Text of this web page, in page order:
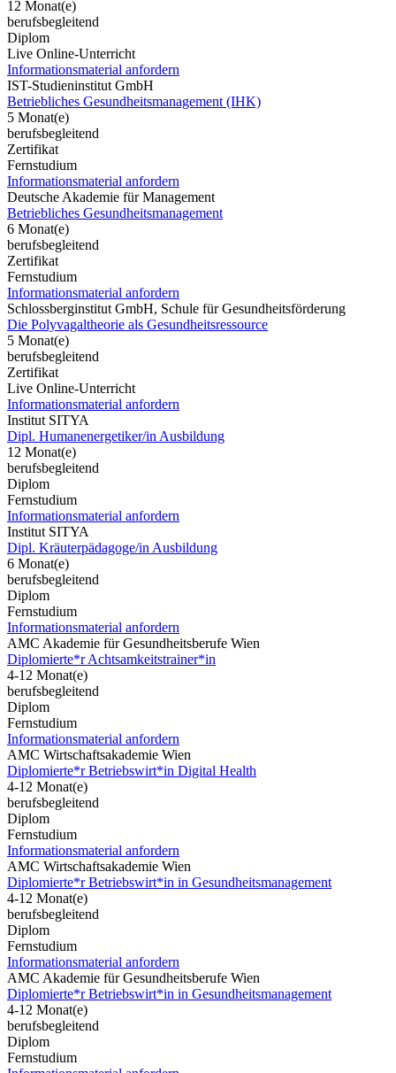
12 Monat(e)
berufsbegleitend
Diplom
Live Online-Unterricht
Informationsmaterial anfordern
IST-Studieninstitut GmbH
Betriebliches Gesundheitsmanagement (IHK)
5 Monat(e)
berufsbegleitend
Zertifikat
Fernstudium
Informationsmaterial anfordern
Deutsche Akademie für Management
Betriebliches Gesundheitsmanagement
6 Monat(e)
berufsbegleitend
Zertifikat
Fernstudium
Informationsmaterial anfordern
Schlossberginstitut GmbH, Schule für Gesundheitsförderung
Die Polyvagaltheorie als Gesundheitsressource
5 Monat(e)
berufsbegleitend
Zertifikat
Live Online-Unterricht
Informationsmaterial anfordern
Institut SITYA
Dipl. Humanenergetiker/in Ausbildung
12 Monat(e)
berufsbegleitend
Diplom
Fernstudium
Informationsmaterial anfordern
Institut SITYA
Dipl. Kräuterpädagoge/in Ausbildung
6 Monat(e)
berufsbegleitend
Diplom
Fernstudium
Informationsmaterial anfordern
AMC Akademie für Gesundheitsberufe Wien
Diplomierte*r Achtsamkeitstrainer*in
4-12 Monat(e)
berufsbegleitend
Diplom
Fernstudium
Informationsmaterial anfordern
AMC Wirtschaftsakademie Wien
Diplomierte*r Betriebswirt*in Digital Health
4-12 Monat(e)
berufsbegleitend
Diplom
Fernstudium
Informationsmaterial anfordern
AMC Wirtschaftsakademie Wien
Diplomierte*r Betriebswirt*in in Gesundheitsmanagement
4-12 Monat(e)
berufsbegleitend
Diplom
Fernstudium
Informationsmaterial anfordern
AMC Akademie für Gesundheitsberufe Wien
Diplomierte*r Betriebswirt*in in Gesundheitsmanagement
4-12 Monat(e)
berufsbegleitend
Diplom
Fernstudium